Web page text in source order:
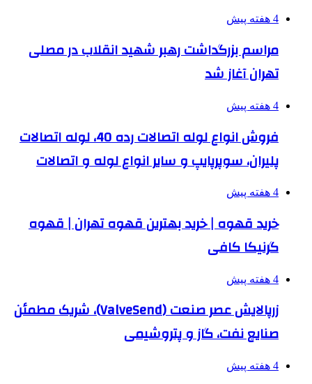
4 هفته پیش
مراسم بزرگداشت رهبر شهید انقلاب در مصلی
تهران آغاز شد
4 هفته پیش
فروش انواع لوله اتصالات رده 40، لوله اتصالات
پلیران، سوپرپایپ و سایر انواع لوله و اتصالات
4 هفته پیش
خرید قهوه | خرید بهترین قهوه تهران | قهوه
گرنیکا کافی
4 هفته پیش
زرپالایش عصر صنعت (ValveSend)، شریک مطمئن
صنایع نفت، گاز و پتروشیمی
4 هفته پیش